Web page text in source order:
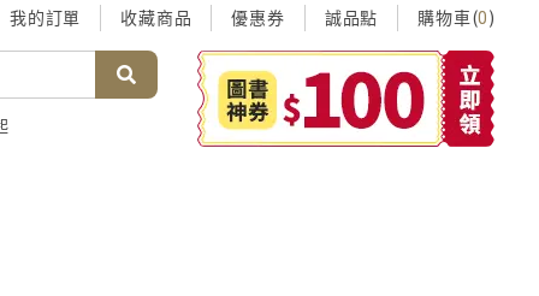
我的訂單 收藏商品 優惠券 誠品點 購物車(0)